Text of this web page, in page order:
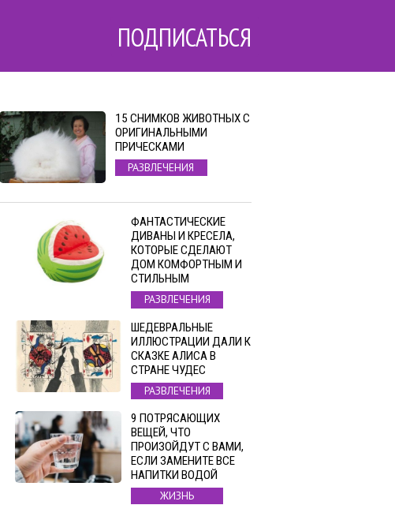
ПОДПИСАТЬСЯ
15 СНИМКОВ ЖИВОТНЫХ С
ОРИГИНАЛЬНЫМИ
ПРИЧЕСКАМИ
РАЗВЛЕЧЕНИЯ
ФАНТАСТИЧЕСКИЕ
ДИВАНЫ И КРЕСЕЛА,
КОТОРЫЕ СДЕЛАЮТ
ДОМ КОМФОРТНЫМ И
СТИЛЬНЫМ
РАЗВЛЕЧЕНИЯ
ШЕДЕВРАЛЬНЫЕ
ИЛЛЮСТРАЦИИ ДАЛИ К
СКАЗКЕ АЛИСА В
СТРАНЕ ЧУДЕС
РАЗВЛЕЧЕНИЯ
9 ПОТРЯСАЮЩИХ
ВЕЩЕЙ, ЧТО
ПРОИЗОЙДУТ С ВАМИ,
ЕСЛИ ЗАМЕНИТЕ ВСЕ
НАПИТКИ ВОДОЙ
ЖИЗНЬ